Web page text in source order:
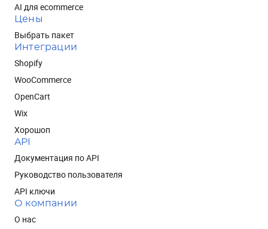
AI для ecommerce
Цены
Выбрать пакет
Интеграции
Shopify
WooCommerce
OpenCart
Wix
Хорошоп
API
Документация по API
Руководство пользователя
API ключи
О компании
О нас